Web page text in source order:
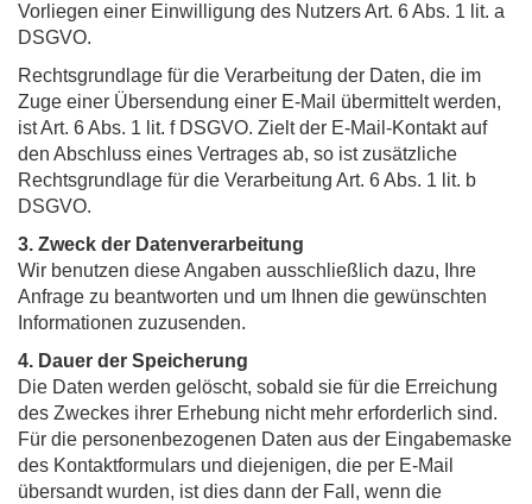
Vorliegen einer Einwilligung des Nutzers Art. 6 Abs. 1 lit. a
DSGVO.
Rechtsgrundlage für die Verarbeitung der Daten, die im
Zuge einer Übersendung einer E-Mail übermittelt werden,
ist Art. 6 Abs. 1 lit. f DSGVO. Zielt der E-Mail-Kontakt auf
den Abschluss eines Vertrages ab, so ist zusätzliche
Rechtsgrundlage für die Verarbeitung Art. 6 Abs. 1 lit. b
DSGVO.
3. Zweck der Datenverarbeitung
Wir benutzen diese Angaben ausschließlich dazu, Ihre
Anfrage zu beantworten und um Ihnen die gewünschten
Informationen zuzusenden.
4. Dauer der Speicherung
Die Daten werden gelöscht, sobald sie für die Erreichung
des Zweckes ihrer Erhebung nicht mehr erforderlich sind.
Für die personenbezogenen Daten aus der Eingabemaske
des Kontaktformulars und diejenigen, die per E-Mail
übersandt wurden, ist dies dann der Fall, wenn die